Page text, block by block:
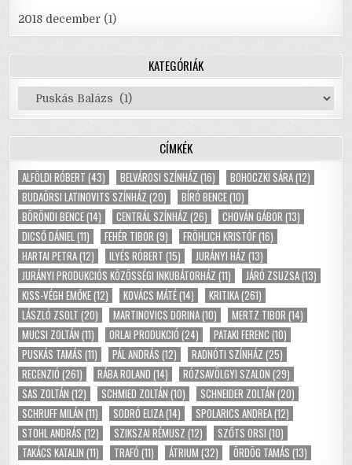
2018 december (1)
KATEGÓRIÁK
Kategóriák
CÍMKÉK
ALFÖLDI RÓBERT (43) BELVÁROSI SZÍNHÁZ (16) BOHOCZKI SÁRA(12)
BUDAÖRSI LATINOVITS SZÍNHÁZ (20) BÍRÓ BENCE(10)
BÖRÖNDI BENCE(14) CENTRÁL SZÍNHÁZ (26) CHOVÁN GÁBOR (13)
DICSŐ DÁNIEL(11) FEHÉR TIBOR (9) FRÖHLICH KRISTÓF(16)
HARTAI PETRA(12) ILYÉS RÓBERT (15) JURÁNYI HÁZ (13)
JURÁNYI PRODUKCIÓS KÖZÖSSÉGI INKUBÁTORHÁZ (11) JÁRÓ ZSUZSA(13)
KISS-VÉGH EMŐKE(12) KOVÁCS MÁTÉ(14) KRITIKA(261)
LÁSZLÓ ZSOLT (20) MARTINOVICS DORINA(10) MERTZ TIBOR (14)
MUCSI ZOLTÁN (11) ORLAI PRODUKCIÓ (24) PATAKI FERENC (10)
PUSKÁS TAMÁS (11) PÁL ANDRÁS (12) RADNÓTI SZÍNHÁZ (25)
RECENZIÓ (261) RÁBA ROLAND (14) RÓZSAVÖLGYI SZALON (29)
SAS ZOLTÁN (12) SCHMIED ZOLTÁN (10) SCHNEIDER ZOLTÁN (20)
SCHRUFF MILÁN (11) SODRÓ ELIZA(14) SPOLARICS ANDREA(12)
STOHL ANDRÁS (12) SZIKSZAI RÉMUSZ (12) SZŐTS ORSI (10)
TAKÁCS KATALIN (11) TRAFÓ (11) ÁTRIUM (32) ÖRDÖG TAMÁS (13)